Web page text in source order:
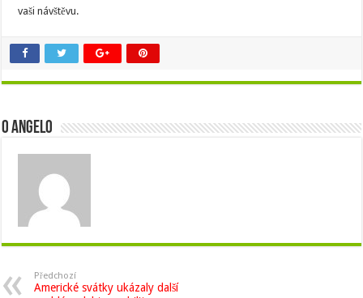
vaši návštěvu.
O Angelo
Předchozí
Americké svátky ukázaly další